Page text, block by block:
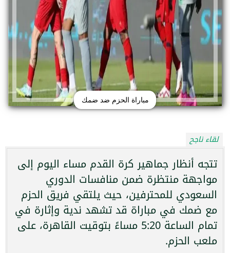
مباراة الحزم ضد ضمك
لقاء ناجح
تتجه أنظار جماهير كرة القدم مساء اليوم إلى
مواجهة منتظرة ضمن منافسات الدوري
السعودي للمحترفين، حيث يلتقي فريق الحزم
مع ضمك في مباراة قد تشهد ندية وإثارة في
تمام الساعة 5:20 مساءً بتوقيت القاهرة، على
ملعب الحزم.